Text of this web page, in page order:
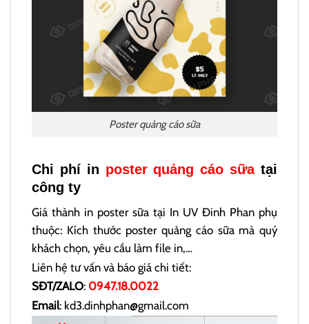
Poster quảng cáo sữa
Chi phí in poster quảng cáo sữatại
công ty
Giá thành in poster sữa tại In UV Đinh Phan phụ
thuộc: Kích thước poster quảng cáo sữa mà quý
khách chọn, yêu cầu làm file in,…
Liên hệ tư vấn và báo giá chi tiết:
SĐT/ZALO: 0947.18.0022
Email: kd3.dinhphan@gmail.com